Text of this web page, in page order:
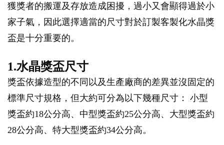
獲獎者的搬運及存放造成困擾，過小又會顯得過於小
家子氣，因此選擇適當的尺寸對於訂製客製化水晶獎
盃是十分重要的。
1.水晶獎盃尺寸
獎盃依據造型的不同以及生產廠商的差異並沒固定的
標準尺寸規格，但大約可分為以下幾種尺寸： 小型
獎盃約18公分高、中型獎盃約25公分高、大型獎盃約
28公分高、特大型獎盃約34公分高。